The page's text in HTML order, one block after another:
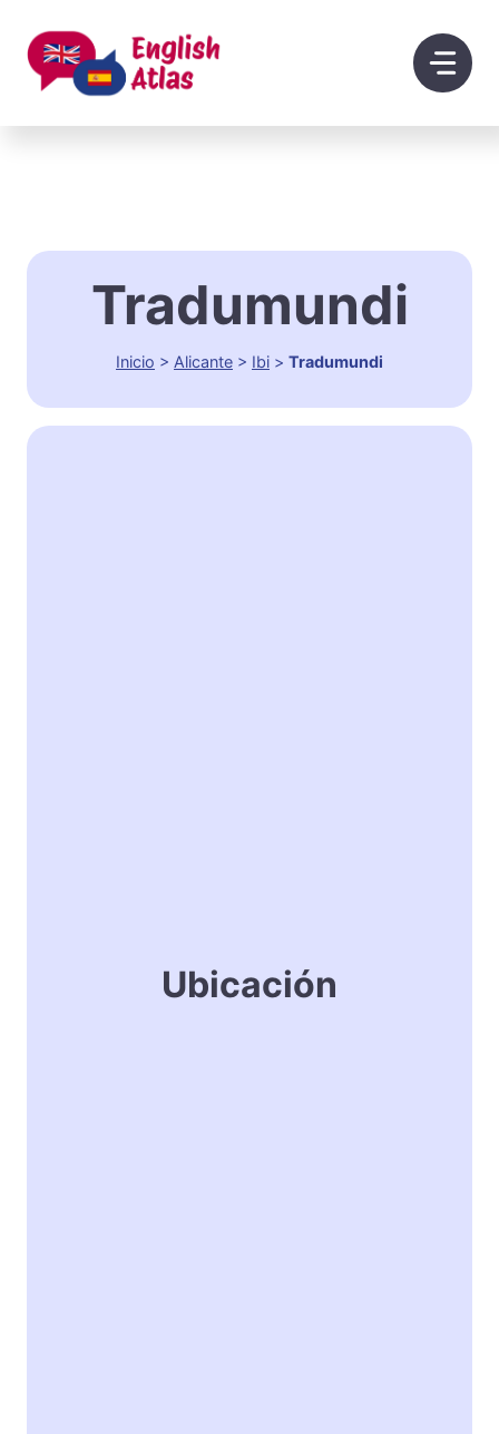
contenido
Tradumundi
Inicio > Alicante > Ibi > Tradumundi
Ubicación